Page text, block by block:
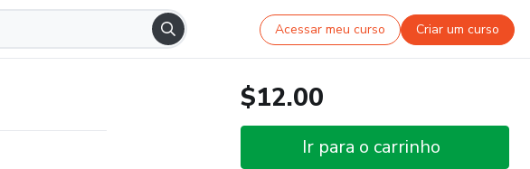
Acessar meu curso Criar um curso
$12.00
Ir para o carrinho